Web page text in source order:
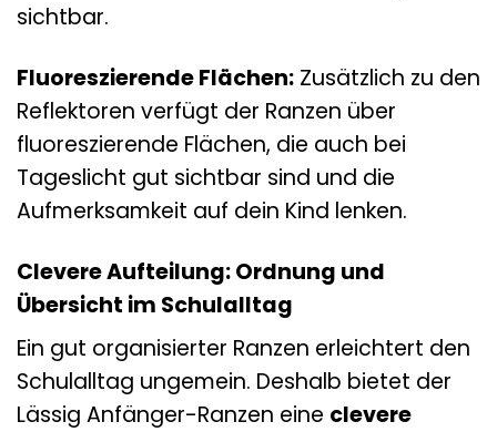
sichtbar.
Fluoreszierende Flächen: Zusätzlich zu den
Reflektoren verfügt der Ranzen über
fluoreszierende Flächen, die auch bei
Tageslicht gut sichtbar sind und die
Aufmerksamkeit auf dein Kind lenken.
Clevere Aufteilung: Ordnung und
Übersicht im Schulalltag
Ein gut organisierter Ranzen erleichtert den
Schulalltag ungemein. Deshalb bietet der
Lässig Anfänger-Ranzen eine clevere